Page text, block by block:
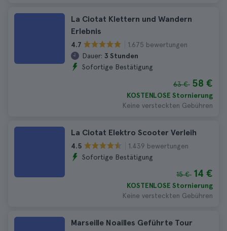
La Ciotat Klettern und Wandern
Erlebnis
4.7
1.675 bewertungen
Dauer: 3 Stunden
Sofortige Bestätigung
63 € 58 €
KOSTENLOSE Stornierung
Keine versteckten Gebühren
La Ciotat Elektro Scooter Verleih
4.5
1.439 bewertungen
Sofortige Bestätigung
15 € 14 €
KOSTENLOSE Stornierung
Keine versteckten Gebühren
Marseille Noailles Geführte Tour